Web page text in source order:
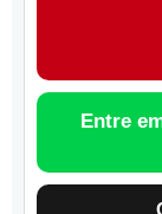
Entre